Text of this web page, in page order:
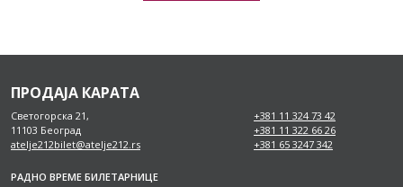
ПРОДАЈА КАРАТА
Светогорска 21,
11103 Београд
atelje212bilet@atelje212.rs
+381 11 324 73 42
+381 11 322 66 26
+381 65 3247 342
РАДНО ВРЕМЕ БИЛЕТАРНИЦЕ